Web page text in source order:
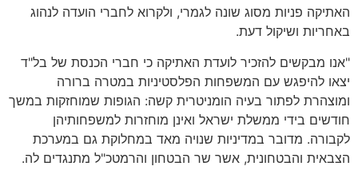
האתיקה פניות מסוג שונה לגמרי, ולקרוא לחברי הועדה לנהוג
באחריות ושיקול דעת.
"אנו מבקשים להזכיר לועדת האתיקה כי חברי הכנסת של בל"ד
יצאו להיפגש עם המשפחות הפלסטיניות במטרה ברורה
ומוצהרת לפתור בעיה הומניטרית קשה: הגופות שמוחזקות במשך
חודשים בידי ממשלת ישראל ואינן מוחזרות למשפחותיהן
לקבורה. מדובר במדיניות שנויה מאד במחלוקת גם במערכת
הצבאית והבטחונית, אשר שר הבטחון והרמטכ"ל מתנגדים לה.